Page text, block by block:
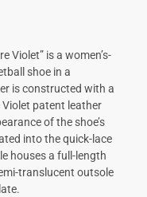
Violet” is a women’s-
shoe in a
is constructed with a
patent leather
of the shoe’s
into the quick-lace
houses a full-length
translucent outsole